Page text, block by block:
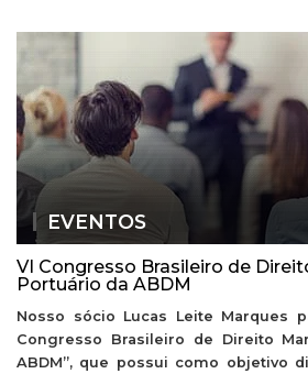
EVENTOS
VI Congresso Brasileiro de
Portuário da ABDM
Nosso sócio Lucas Leite Marques
Congresso Brasileiro de Direito
ABDM”, que possui como objetivo